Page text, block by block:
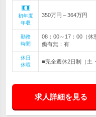
初年度
年収
350万円～364万円
勤務
時間
08：00～17：00（
働有無：有
休日
休暇
■完全週休2日制（土
求人詳細を見る